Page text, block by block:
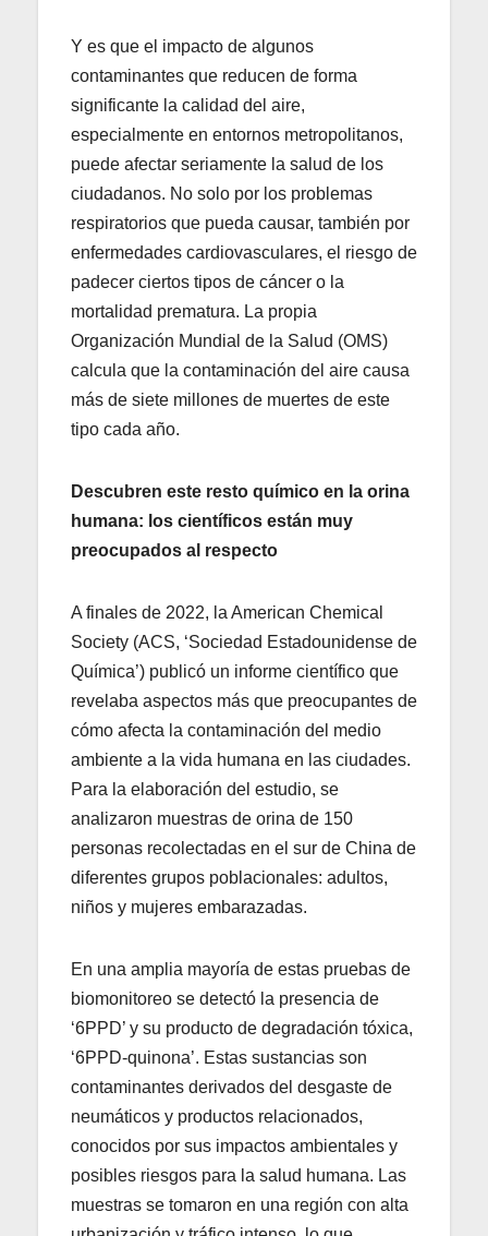
Y es que el impacto de algunos
contaminantes que reducen de forma
significante la calidad del aire,
especialmente en entornos metropolitanos,
puede afectar seriamente la salud de los
ciudadanos. No solo por los problemas
respiratorios que pueda causar, también por
enfermedades cardiovasculares, el riesgo de
padecer ciertos tipos de cáncer o la
mortalidad prematura. La propia
Organización Mundial de la Salud (OMS)
calcula que la contaminación del aire causa
más de siete millones de muertes de este
tipo cada año.
Descubren este resto químico en la orina
humana: los científicos están muy
preocupados al respecto
A finales de 2022, la American Chemical
Society (ACS, ‘Sociedad Estadounidense de
Química’) publicó un informe científico que
revelaba aspectos más que preocupantes de
cómo afecta la contaminación del medio
ambiente a la vida humana en las ciudades.
Para la elaboración del estudio, se
analizaron muestras de orina de 150
personas recolectadas en el sur de China de
diferentes grupos poblacionales: adultos,
niños y mujeres embarazadas.
En una amplia mayoría de estas pruebas de
biomonitoreo se detectó la presencia de
‘6PPD’ y su producto de degradación tóxica,
‘6PPD-quinona’. Estas sustancias son
contaminantes derivados del desgaste de
neumáticos y productos relacionados,
conocidos por sus impactos ambientales y
posibles riesgos para la salud humana. Las
muestras se tomaron en una región con alta